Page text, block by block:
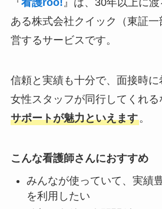
『看護roo!』は、30年以上に
ある株式会社クイック（東証
営するサービスです。
信頼と実績も十分で、面接時
女性スタッフが同行してくれる
サポートが魅力といえます。
こんな看護師さんにおすすめ
みんなが使っていて、実績
を利用したい